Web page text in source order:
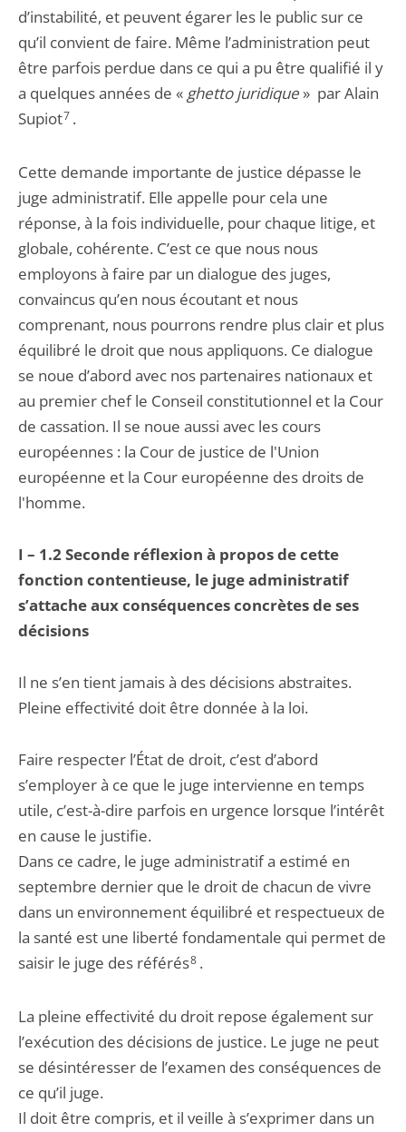
d’instabilité, et peuvent égarer les le public sur ce
qu’il convient de faire. Même l’administration peut
être parfois perdue dans ce qui a pu être qualifié il y
a quelques années de « ghetto juridique » par Alain
Supiot7.
Cette demande importante de justice dépasse le
juge administratif. Elle appelle pour cela une
réponse, à la fois individuelle, pour chaque litige, et
globale, cohérente. C’est ce que nous nous
employons à faire par un dialogue des juges,
convaincus qu’en nous écoutant et nous
comprenant, nous pourrons rendre plus clair et plus
équilibré le droit que nous appliquons. Ce dialogue
se noue d’abord avec nos partenaires nationaux et
au premier chef le Conseil constitutionnel et la Cour
de cassation. Il se noue aussi avec les cours
européennes : la Cour de justice de l'Union
européenne et la Cour européenne des droits de
l'homme.
I – 1.2 Seconde réflexion à propos de cette
fonction contentieuse, le juge administratif
s’attache aux conséquences concrètes de ses
décisions
Il ne s’en tient jamais à des décisions abstraites.
Pleine effectivité doit être donnée à la loi.
Faire respecter l’État de droit, c’est d’abord
s’employer à ce que le juge intervienne en temps
utile, c’est-à-dire parfois en urgence lorsque l’intérêt
en cause le justifie.
Dans ce cadre, le juge administratif a estimé en
septembre dernier que le droit de chacun de vivre
dans un environnement équilibré et respectueux de
la santé est une liberté fondamentale qui permet de
saisir le juge des référés8.
La pleine effectivité du droit repose également sur
l’exécution des décisions de justice. Le juge ne peut
se désintéresser de l’examen des conséquences de
ce qu’il juge.
Il doit être compris, et il veille à s’exprimer dans un